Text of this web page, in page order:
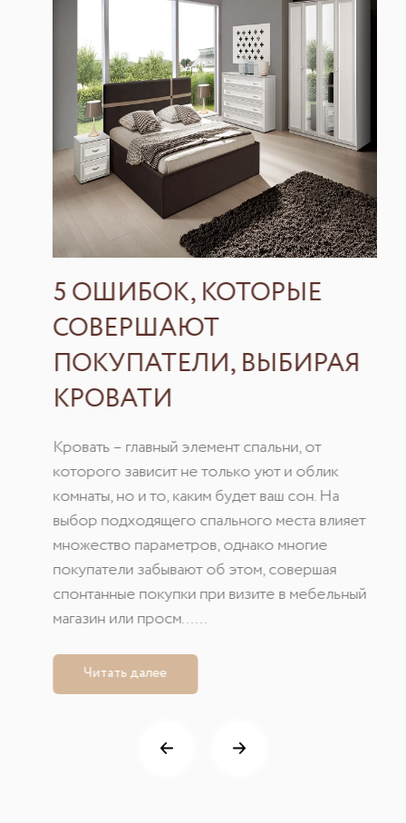
5 ОШИБОК, КОТОРЫЕ
СОВЕРШАЮТ
ПОКУПАТЕЛИ, ВЫБИРАЯ
КРОВАТИ
Кровать – главный элемент спальни, от
которого зависит не только уют и облик
комнаты, но и то, каким будет ваш сон. На
выбор подходящего спального места влияет
множество параметров, однако многие
покупатели забывают об этом, совершая
спонтанные покупки при визите в мебельный
магазин или просм......
Читать далее